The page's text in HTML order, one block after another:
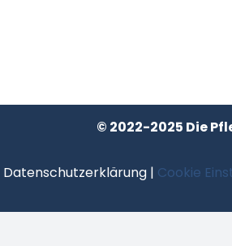
© 2022-2025 Die
Datenschutzerklärung| Cookie